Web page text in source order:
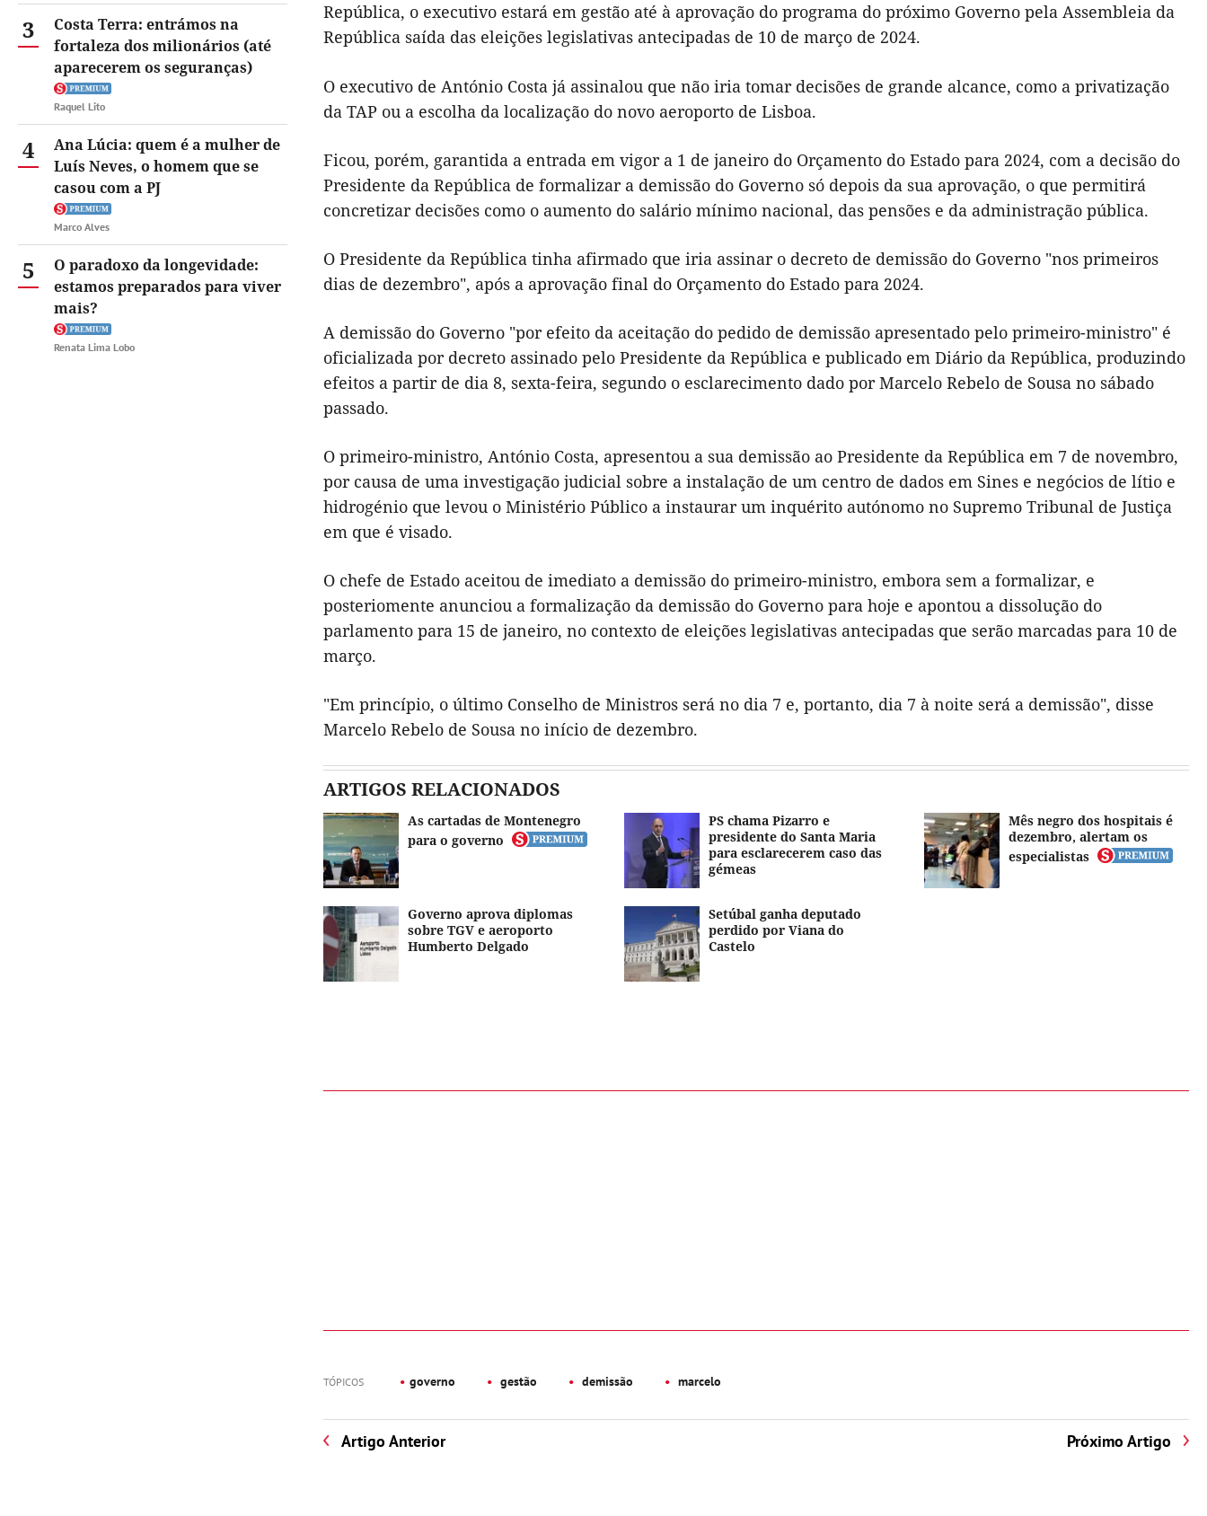
3
Costa Terra: entrámos na
fortaleza dos milionários (até
aparecerem os seguranças)
Raquel Lito
4
Ana Lúcia: quem é a mulher de
Luís Neves, o homem que se
casou com a PJ
Marco Alves
5
O paradoxo da longevidade:
estamos preparados para viver
mais?
Renata Lima Lobo
República, o executivo estará em gestão até à aprovação do programa do próximo Governo pela Assembleia da
República saída das eleições legislativas antecipadas de 10 de março de 2024.
O executivo de António Costa já assinalou que não iria tomar decisões de grande alcance, como a privatização
da TAP ou a escolha da localização do novo aeroporto de Lisboa.
Ficou, porém, garantida a entrada em vigor a 1 de janeiro do Orçamento do Estado para 2024, com a decisão do
Presidente da República de formalizar a demissão do Governo só depois da sua aprovação, o que permitirá
concretizar decisões como o aumento do salário mínimo nacional, das pensões e da administração pública.
O Presidente da República tinha afirmado que iria assinar o decreto de demissão do Governo "nos primeiros
dias de dezembro", após a aprovação final do Orçamento do Estado para 2024.
A demissão do Governo "por efeito da aceitação do pedido de demissão apresentado pelo primeiro-ministro" é
oficializada por decreto assinado pelo Presidente da República e publicado em Diário da República, produzindo
efeitos a partir de dia 8, sexta-feira, segundo o esclarecimento dado por Marcelo Rebelo de Sousa no sábado
passado.
O primeiro-ministro, António Costa, apresentou a sua demissão ao Presidente da República em 7 de novembro,
por causa de uma investigação judicial sobre a instalação de um centro de dados em Sines e negócios de lítio e
hidrogénio que levou o Ministério Público a instaurar um inquérito autónomo no Supremo Tribunal de Justiça
em que é visado.
O chefe de Estado aceitou de imediato a demissão do primeiro-ministro, embora sem a formalizar, e
posteriomente anunciou a formalização da demissão do Governo para hoje e apontou a dissolução do
parlamento para 15 de janeiro, no contexto de eleições legislativas antecipadas que serão marcadas para 10 de
março.
"Em princípio, o último Conselho de Ministros será no dia 7 e, portanto, dia 7 à noite será a demissão", disse
Marcelo Rebelo de Sousa no início de dezembro.
ARTIGOS RELACIONADOS
As cartadas de Montenegro
para o governo
PS chama Pizarro e
presidente do Santa Maria
para esclarecerem caso das
gémeas
Mês negro dos hospitais é
dezembro, alertam os
especialistas
Governo aprova diplomas
sobre TGV e aeroporto
Humberto Delgado
Setúbal ganha deputado
perdido por Viana do
Castelo
TÓPICOS governo gestão demissão marcelo
Artigo Anterior Próximo Artigo